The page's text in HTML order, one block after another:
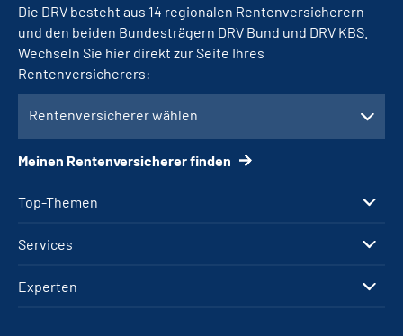
Top-Themen
Services
Experten
Die DRV besteht aus 14 regionalen Rentenversicherern
und den beiden Bundesträgern DRV Bund und DRV KBS.
Wechseln Sie hier direkt zur Seite Ihres
Rentenversicherers:
Rentenversicherer wählen
Meinen Rentenversicherer finden